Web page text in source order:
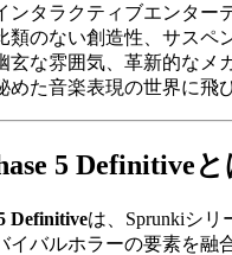
ンタラクティブエンター
類のない創造性、サスペ
玄な雰囲気、革新的なメ
めた音楽表現の世界に飛
5 Definitiveと
Definitiveは、Sprunkiシリ
イバルホラーの要素を融